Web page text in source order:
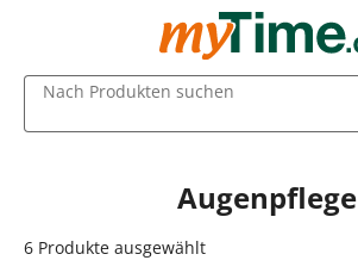
Zum Hauptinhalt springen
Zur Navigation springen
Zur Suche springen
Nach Produkten suchen
Augenpflege
6 Produkte ausgewählt